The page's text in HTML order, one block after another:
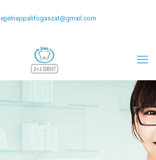
ejjelnappalifogaszat@gmail.com